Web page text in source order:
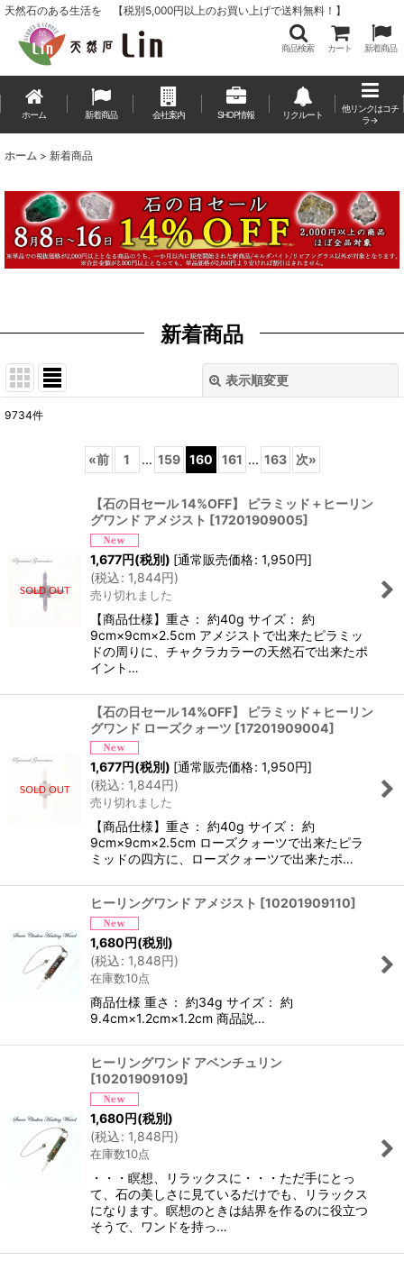
天然石のある生活を 【税別5,000円以上のお買い上げで送料無料！】
商品検索 カート 新着商品
ホーム 新着商品 会社案内 SHOP情報 リクルート
他リンクはコチ
ラ→
ホーム > 新着商品
新着商品
表示順変更
絞り込む
9734件
«前 1 ... 159 160 161 ... 163 次»
【石の日セール 14%OFF】 ピラミッド＋ヒーリン
グワンド アメジスト [17201909005]
1,677円(税別) [通常販売価格: 1,950円]
(税込: 1,844円)
売り切れました
【商品仕様】重さ： 約40g サイズ： 約
9cm×9cm×2.5cm アメジストで出来たピラミッ
ドの周りに、チャクラカラーの天然石で出来たポ
イント…
【石の日セール 14%OFF】 ピラミッド＋ヒーリン
グワンド ローズクォーツ [17201909004]
1,677円(税別) [通常販売価格: 1,950円]
(税込: 1,844円)
売り切れました
【商品仕様】重さ： 約40g サイズ： 約
9cm×9cm×2.5cm ローズクォーツで出来たピラ
ミッドの四方に、ローズクォーツで出来たポ…
ヒーリングワンド アメジスト [10201909110]
1,680円(税別)
(税込: 1,848円)
在庫数10点
商品仕様 重さ： 約34g サイズ： 約
9.4cm×1.2cm×1.2cm 商品説…
ヒーリングワンド アベンチュリン
[10201909109]
1,680円(税別)
(税込: 1,848円)
在庫数10点
・・・瞑想、リラックスに・・・ただ手にとっ
て、石の美しさに見ているだけでも、リラックス
になります。瞑想のときは結界を作るのに役立つ
そうで、ワンドを持っ…